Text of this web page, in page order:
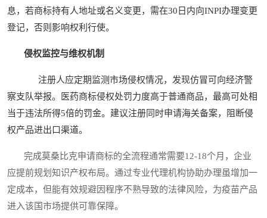
息，若商标持有人地址或名义变更，需在30日内向INPI办理变更
登记，否则影响权利行使。
侵权监控与维权机制
注册人应定期监测市场侵权情况，发现仿冒可向经济警
察支队举报。医药商标侵权处罚力度高于普通商品，最高可处相
当于违法所得5倍的罚金。建议注册同时申请海关备案，阻断侵
权产品进出口渠道。
完成莫桑比克申请商标的全流程通常需要12-18个月，企业
应提前规划知识产权布局。通过专业代理机构协助办理虽增加一
定成本，但能有效规避因程序不熟导致的法律风险，为疫苗产品
进入该国市场提供可靠保障。